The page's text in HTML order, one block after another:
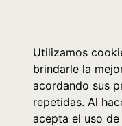
Utilizamos
brindarle la
acordando sus
repetidas. Al
acepta el uso